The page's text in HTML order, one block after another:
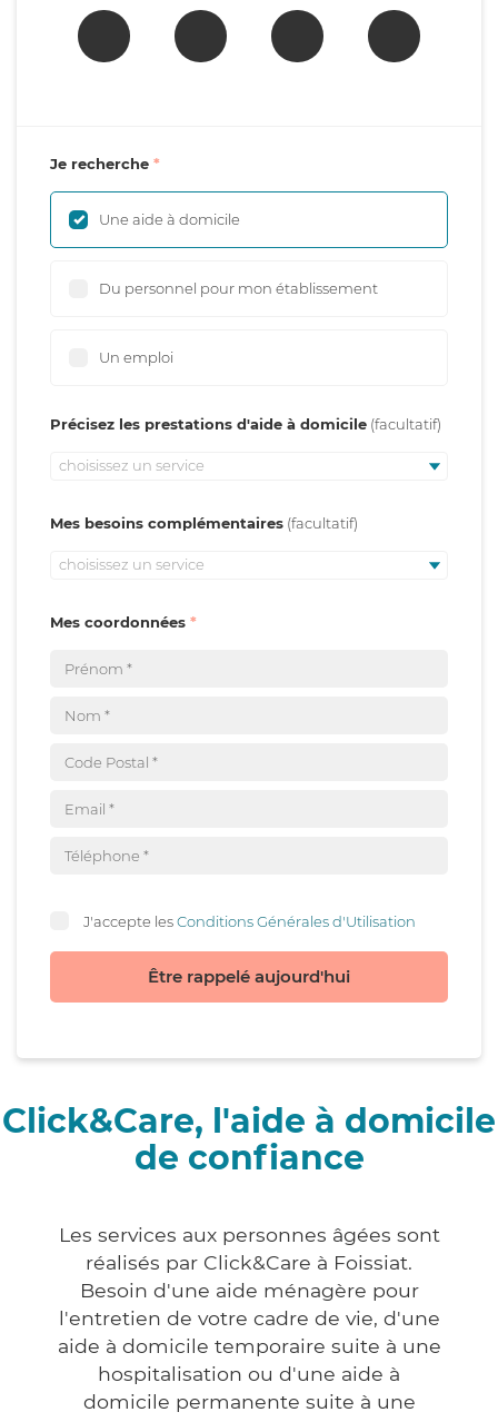
Je recherche
Une aide à domicile
Du personnel pour mon établissement
Un emploi
Précisez les prestations d'aide à domicile
choisissez un service
Mes besoins complémentaires
choisissez un service
Mes coordonnées
J'accepte lesConditions Générales d'Utilisation
Être rappelé aujourd'hui
Click&Care, l'aide à domicile
de confiance
Les services aux personnes âgées sont
réalisés par Click&Care à Foissiat.
Besoin d'une aide ménagère pour
l'entretien de votre cadre de vie, d'une
aide à domicile temporaire suite à une
hospitalisation ou d'une aide à
domicile permanente suite à une